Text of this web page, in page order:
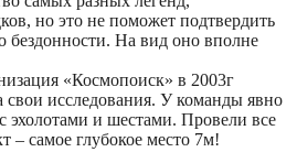
но это не поможет подтвердить
бездонности. На вид оно вполне
«Космопоиск» в 2003г
свои исследования. У команды явно
эхолотами и шестами. Провели все
– самое глубокое место 7м!